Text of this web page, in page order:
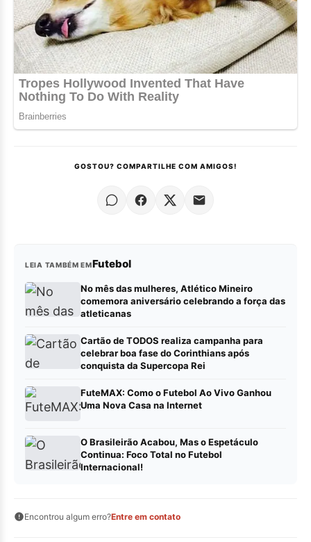
GOSTOU? COMPARTILHE COM AMIGOS!
LEIA TAMBÉM EMFutebol
No mês das mulheres, Atlético Mineiro
comemora aniversário celebrando a força das
atleticanas
Cartão de TODOS realiza campanha para
celebrar boa fase do Corinthians após
conquista da Supercopa Rei
FuteMAX: Como o Futebol Ao Vivo Ganhou
Uma Nova Casa na Internet
O Brasileirão Acabou, Mas o Espetáculo
Continua: Foco Total no Futebol
Internacional!
Encontrou algum erro?Entre em contato